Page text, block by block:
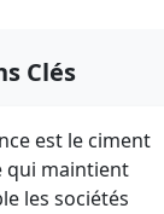
Clés
est le ciment
qui maintient
les sociétés